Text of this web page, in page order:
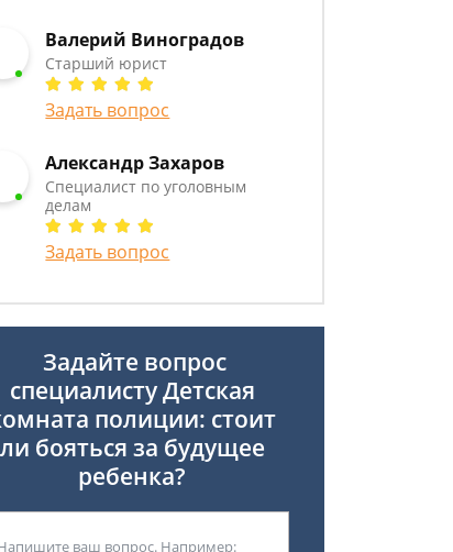
Валерий Виноградов
Старший юрист
Задать вопрос
Александр Захаров
Специалист по уголовным
делам
Задать вопрос
Задайте вопрос
специалистуДетская
полиции: стоит
ли бояться за будущее
ребенка?